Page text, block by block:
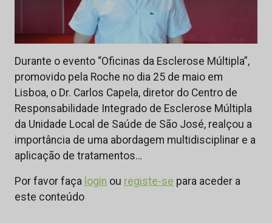
Durante o evento “Oficinas da Esclerose Múltipla”,
promovido pela Roche no dia 25 de maio em
Lisboa, o Dr. Carlos Capela, diretor do Centro de
Responsabilidade Integrado de Esclerose Múltipla
da Unidade Local de Saúde de São José, realçou a
importância de uma abordagem multidisciplinar e a
aplicação de tratamentos…
Por favor faça login ou registe-se para aceder a
este conteúdo